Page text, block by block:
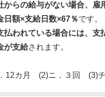
らの給与がない場合、雇
日額×支給日数×67％です。
払われている場合には、
が支給されます。
12カ月 (2)ニ．３回 (3)